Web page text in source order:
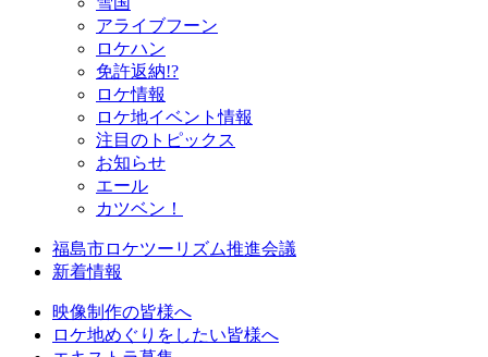
アライブフーン
ロケハン
免許返納!?
ロケ情報
ロケ地イベント情報
注目のトピックス
お知らせ
エール
カツベン！
福島市ロケツーリズム推進会議
新着情報
映像制作の皆様へ
ロケ地めぐりをしたい皆様へ